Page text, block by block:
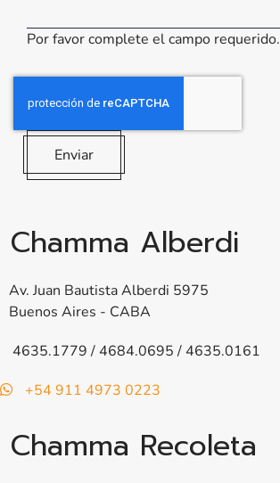
Por favor complete el campo requerido.
Enviar
Chamma Alberdi
Av. Juan Bautista Alberdi 5975
Buenos Aires - CABA
4635.1779 / 4684.0695 / 4635.0161
+54 911 4973 0223
Chamma Recoleta